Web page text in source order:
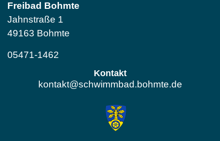
Freibad Bohmte
Jahnstraße 1
49163 Bohmte
05471-1462
Kontakt
kontakt@schwimmbad.bohmte.de